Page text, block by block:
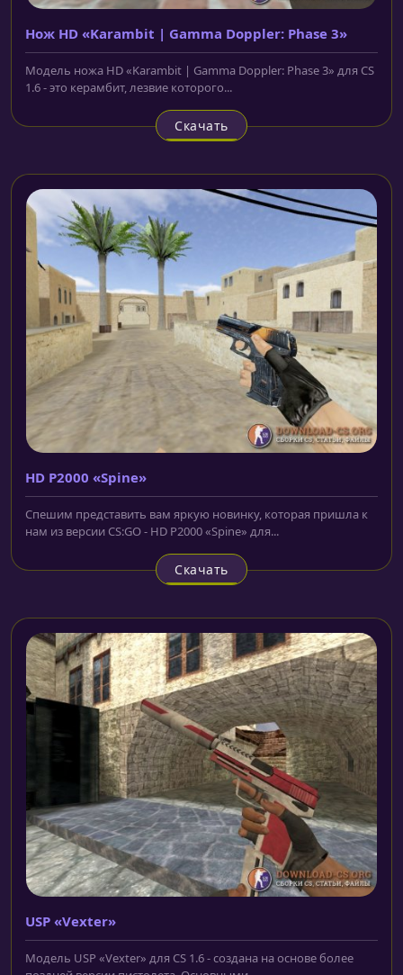
Нож HD «Karambit | Gamma Doppler: Phase 3»
Модель ножа HD «Karambit | Gamma Doppler: Phase 3» для CS
1.6 - это керамбит, лезвие которого...
Скачать
HD P2000 «Spine»
Спешим представить вам яркую новинку, которая пришла к
нам из версии CS:GO - HD P2000 «Spine» для...
Скачать
USP «Vexter»
Модель USP «Vexter» для CS 1.6 - создана на основе более